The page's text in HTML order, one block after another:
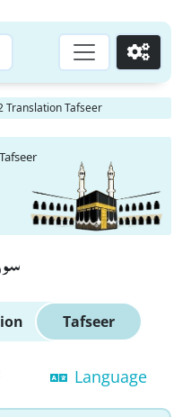
Go
Translation Tafseer
Tafseer
Language